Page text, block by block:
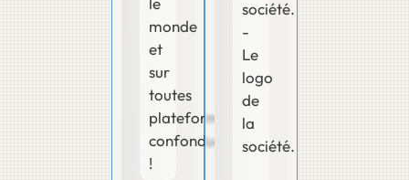
monde
et
sur
toutes
plateformes
confondues
!
société.
-
Le
logo
de
la
société.